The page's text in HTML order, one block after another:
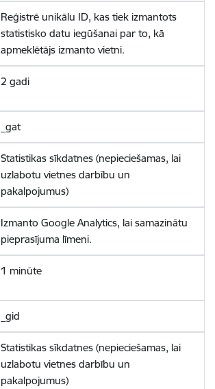
Reģistrē unikālu ID, kas tiek izmantots
statistisko datu iegūšanai par to, kā
apmeklētājs izmanto vietni.
2 gadi
_gat
Statistikas sīkdatnes (nepieciešamas, lai
uzlabotu vietnes darbību un
pakalpojumus)
Izmanto Google Analytics, lai samazinātu
pieprasījuma līmeni.
1 minūte
_gid
Statistikas sīkdatnes (nepieciešamas, lai
uzlabotu vietnes darbību un
pakalpojumus)